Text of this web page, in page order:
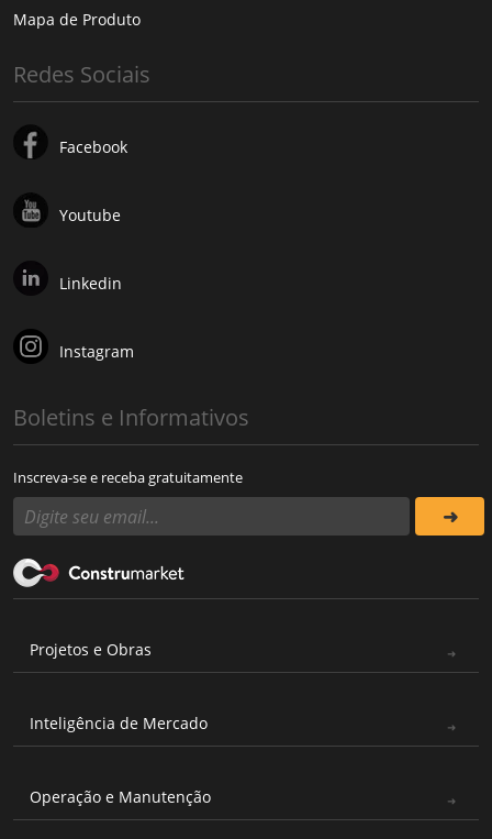
Mapa de Produto
Redes Sociais
Facebook
Youtube
Linkedin
Instagram
Boletins e Informativos
Inscreva-se e receba gratuitamente
Projetos e Obras
Inteligência de Mercado
Operação e Manutenção